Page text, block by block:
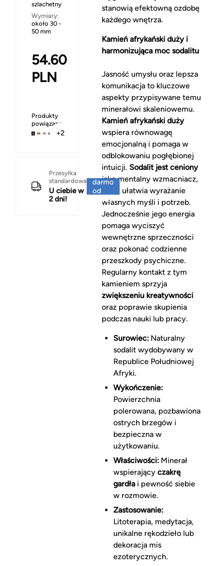
szlachetny
Wymiary:
około 30 -
50 mm
54.60
PLN
Produkty
powiązane
+2
Przesyłka
standardowa
U ciebie w
2 dni!
darmo
od
150 zł
stanowią efektowną ozdobę
każdego wnętrza.
Kamień afrykański duży i
harmonizująca moc sodalitu
Jasność umysłu oraz lepsza
komunikacja to kluczowe
aspekty przypisywane temu
minerałowi skaleniowemu.
Kamień afrykański duży
wspiera równowagę
emocjonalną i pomaga w
odblokowaniu pogłębionej
intuicji. Sodalit jest ceniony
jako mentalny wzmacniacz,
który ułatwia wyrażanie
własnych myśli i potrzeb.
Jednocześnie jego energia
pomaga wyciszyć
wewnętrzne sprzeczności
oraz pokonać codzienne
przeszkody psychiczne.
Regularny kontakt z tym
kamieniem sprzyja
zwiększeniu kreatywności
oraz poprawie skupienia
podczas nauki lub pracy.
Surowiec:Naturalny
sodalit wydobywany w
Republice Południowej
Afryki.
Wykończenie:
Powierzchnia
polerowana, pozbawiona
ostrych brzegów i
bezpieczna w
użytkowaniu.
Właściwości:Minerał
wspierający czakrę
gardłai pewność siebie
w rozmowie.
Zastosowanie:
Litoterapia, medytacja,
unikalne rękodzieło lub
dekoracja mis
ezoterycznych.